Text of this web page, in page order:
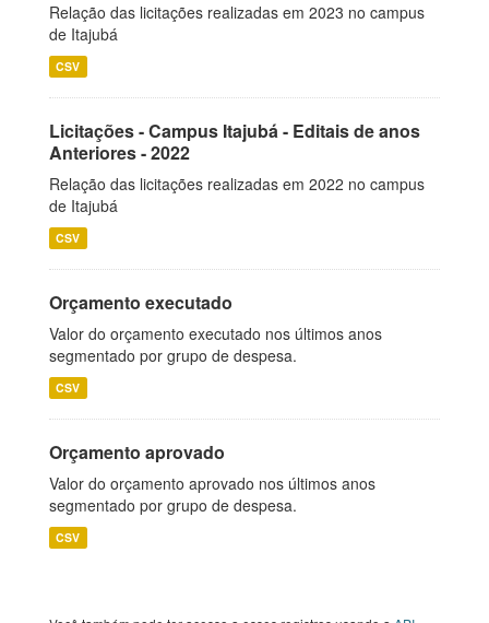
Relação das licitações realizadas em 2023 no campus
de Itajubá
CSV
Licitações - Campus Itajubá - Editais de anos
Anteriores - 2022
Relação das licitações realizadas em 2022 no campus
de Itajubá
CSV
Orçamento executado
Valor do orçamento executado nos últimos anos
segmentado por grupo de despesa.
CSV
Orçamento aprovado
Valor do orçamento aprovado nos últimos anos
segmentado por grupo de despesa.
CSV